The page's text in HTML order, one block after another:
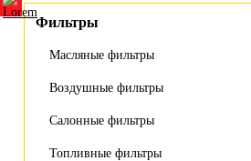
Фильтры
Масляные фильтры
Воздушные фильтры
Салонные фильтры
Топливные фильтры